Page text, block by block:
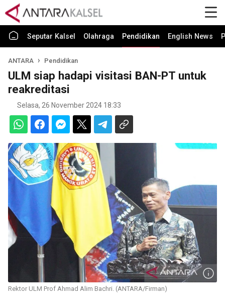
Seputar Kalsel Olahraga Pendidikan English News
ANTARA Pendidikan
ULM siap hadapi visitasi BAN-PT untuk
reakreditasi
Selasa, 26 November 2024 18:33
Rektor ULM Prof Ahmad Alim Bachri. (ANTARA/Firman)